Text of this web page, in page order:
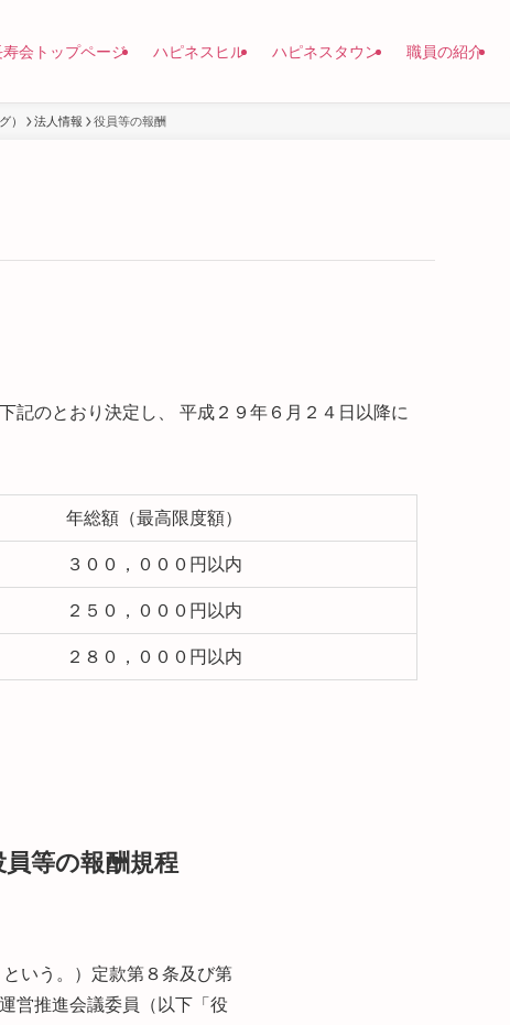
寿会トップページ ハピネスヒル ハピネスタウン 職員の紹介
） 法人情報 役員等の報酬
記のとおり決定し、 平成２９年６月２４日以降に
年総額（最高限度額）
３００，０００円以内
２５０，０００円以内
２８０，０００円以内
等の報酬規程
いう。）定款第８条及び第
営推進会議委員（以下「役